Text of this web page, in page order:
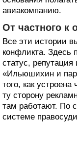
авиакомпанию.
От частного к
Все эти истории
конфликта. Здесь
статус,
«Ильюшихин и
того, как
ту сторону
там работают. По
системе